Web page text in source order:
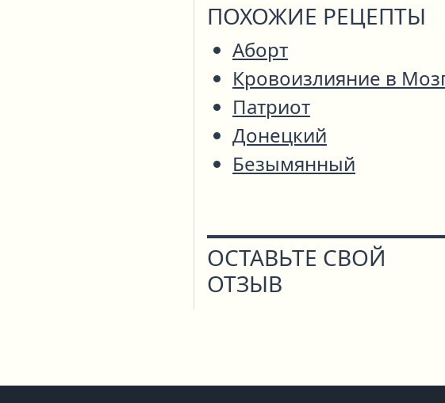
ПОХОЖИЕ РЕЦЕПТЫ
Аборт
Кровоизлияние в
Патриот
Донецкий
Безымянный
ОСТАВЬТЕ СВОЙ
ОТЗЫВ